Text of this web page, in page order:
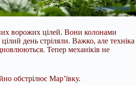
ворожих цілей. Вони колонами
день стріляли. Важко, але техніка
Тепер механіків не
обстрілює Марʼївку.